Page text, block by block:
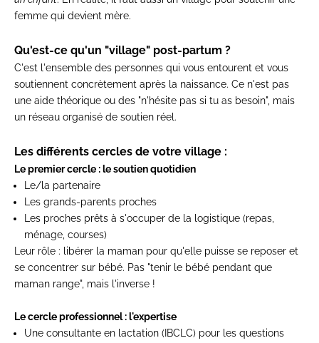
femme qui devient mère.
Qu'est-ce qu'un "village" post-partum ?
C'est l'ensemble des personnes qui vous entourent et vous
soutiennent concrètement après la naissance. Ce n'est pas
une aide théorique ou des "n'hésite pas si tu as besoin", mais
un réseau organisé de soutien réel.
Les différents cercles de votre village :
Le premier cercle : le soutien quotidien
Le/la partenaire
Les grands-parents proches
Les proches prêts à s'occuper de la logistique (repas,
ménage, courses)
Leur rôle : libérer la maman pour qu'elle puisse se reposer et
se concentrer sur bébé. Pas "tenir le bébé pendant que
maman range", mais l'inverse !
Le cercle professionnel : l'expertise
Une consultante en lactation (IBCLC) pour les questions